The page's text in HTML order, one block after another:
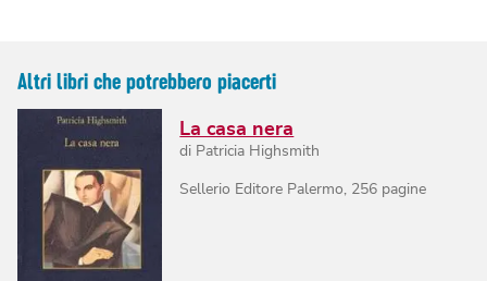
Altri libri che potrebbero piacerti
La casa nera
di Patricia Highsmith
Sellerio Editore Palermo, 256 pagine